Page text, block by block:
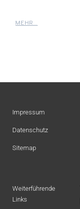
MEHR...
Impressum
Datenschutz
Sitemap
Weiterführende
Links